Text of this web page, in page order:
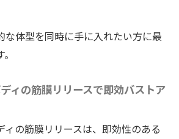
な体型を同時に手に入れたい方に最
ィの筋膜リリースで即効バストア
ィの筋膜リリースは、即効性のある